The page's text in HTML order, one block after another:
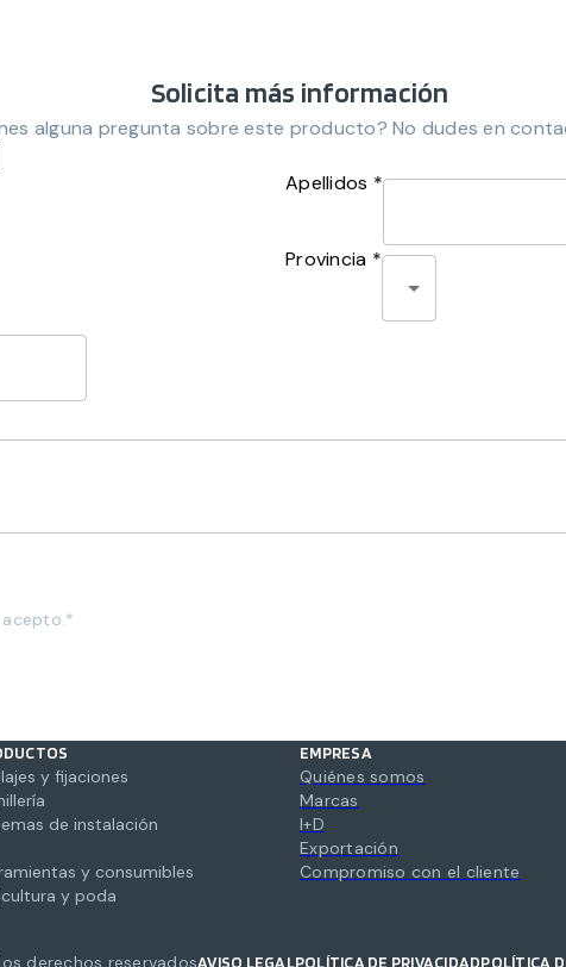
Solicita más información
alguna pregunta sobre este producto? No dudes en
Apellidos *
Provincia *
y fijaciones
de instalación
y consumibles
y poda
EMPRESA
Quiénes somos
Marcas
I+D
Exportación
Compromiso con el cliente
derechos reservadosAVISO LEGALPOLÍTICA DE PRIVACIDADPOLÍTICA